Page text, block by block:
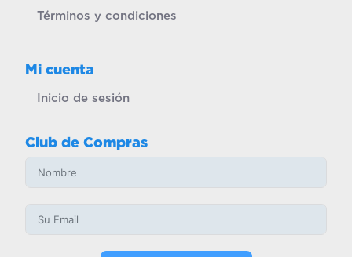
Términos y condiciones
Mi cuenta
Inicio de sesión
Club de Compras